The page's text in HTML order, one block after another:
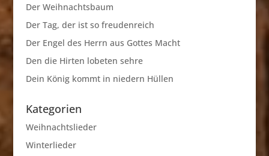
Der Weihnachtsbaum
Der Tag, der ist so freudenreich
Der Engel des Herrn aus Gottes Macht
Den die Hirten lobeten sehre
Dein König kommt in niedern Hüllen
Kategorien
Weihnachtslieder
Winterlieder